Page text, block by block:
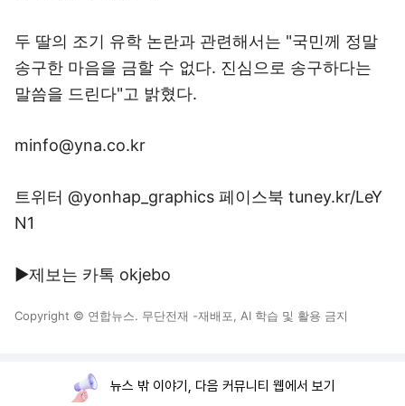
두 딸의 조기 유학 논란과 관련해서는 "국민께 정말
송구한 마음을 금할 수 없다. 진심으로 송구하다는
말씀을 드린다"고 밝혔다.
minfo@yna.co.kr
트위터 @yonhap_graphics 페이스북 tuney.kr/LeY
N1
▶제보는 카톡 okjebo
Copyright © 연합뉴스. 무단전재 -재배포, AI 학습 및 활용 금지
뉴스 밖 이야기, 다음 커뮤니티 웹에서 보기